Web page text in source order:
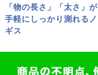
「物の長さ」「太さ」が
手軽にしっかり測れるノ
ギス